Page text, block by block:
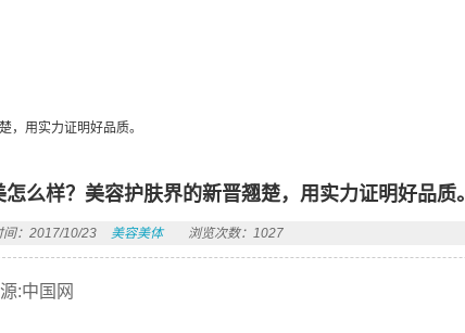
，用实力证明好品质。
怎么样？美容护肤界的新晋翘楚，用实力证明好品质。
间：2017/10/23 美容美体 浏览次数：1027
:中国网